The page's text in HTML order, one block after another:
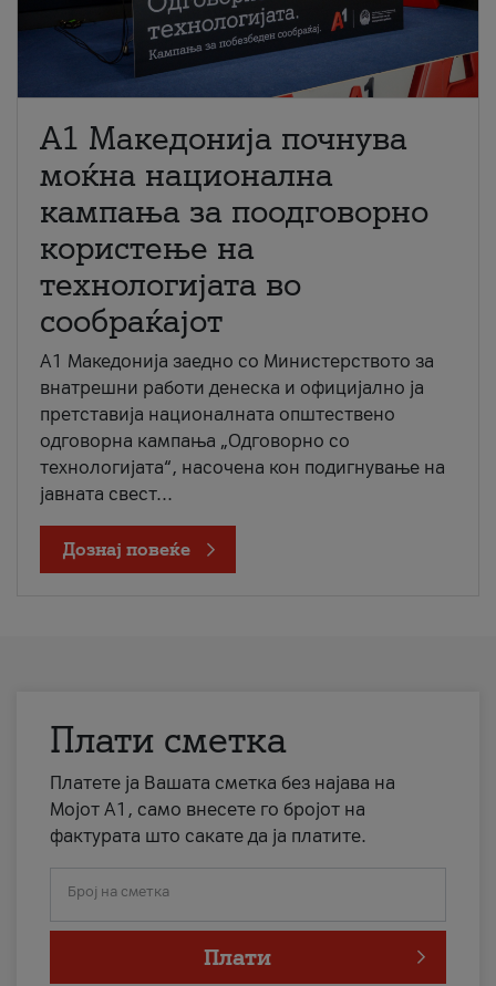
A1 Македонија почнува
моќна национална
кампања за поодговорно
користење на
технологијата во
сообраќајот
A1 Македонија заедно со Министерството за
внатрешни работи денеска и официјално ја
претставија националната општествено
одговорна кампања „Одговорно со
технологијата“, насочена кон подигнување на
јавната свест...
Дознај повеќе
Плати сметка
Платете ја Вашата сметка без најава на
Мојот А1, само внесете го бројот на
фактурата што сакате да ја платите.
Број на сметка
Плати